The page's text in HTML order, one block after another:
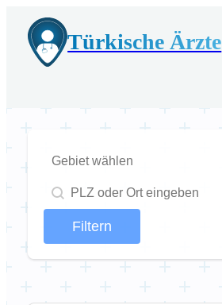
Türkische Ärzte
Gebiet
Gebiet
Geolocation
Filtern